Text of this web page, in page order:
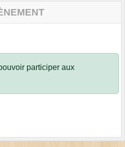
participer aux